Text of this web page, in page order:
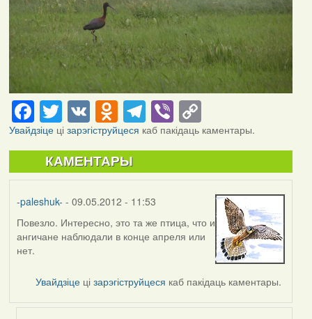
Facebook
Twitter
VKOdnoklassniki
Telegram
ViberCopy
Link
Увайдзіцеці зарэгіструйцеся каб пакідаць каментары.
КАМЕНТАРЫ
-paleshuk- - 09.05.2012 - 11:53
Повезло. Интересно, это та же птица, что и
ангичане наблюдали в конце апреля или
нет.
Увайдзіце цізарэгіструйцеся каб пакідаць каментары.